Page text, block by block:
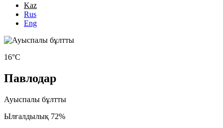
Kaz
Rus
Eng
16°C
Павлодар
Ауыспалы бұлтты
Ылғалдылық 72%